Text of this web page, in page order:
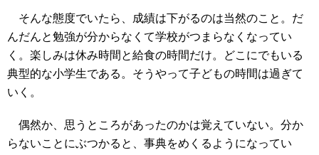
そんな態度でいたら、成績は下がるのは当然のこと。だ
んだんと勉強が分からなくて学校がつまらなくなってい
く。楽しみは休み時間と給食の時間だけ。どこにでもいる
典型的な小学生である。そうやって子どもの時間は過ぎて
いく。
偶然か、思うところがあったのかは覚えていない。分か
らないことにぶつかると、事典をめくるようになってい